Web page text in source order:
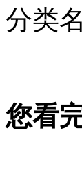
分类
您看